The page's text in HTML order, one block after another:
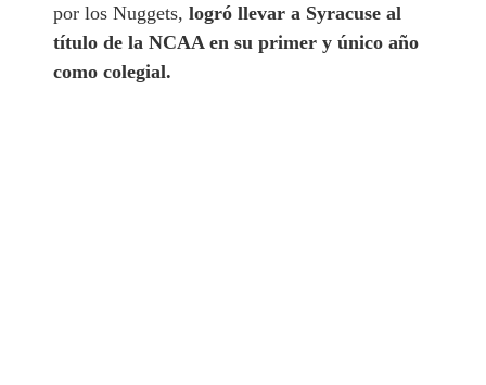
por los Nuggets,logró llevar a Syracuse al
título de la NCAA en su primer y único año
como colegial.